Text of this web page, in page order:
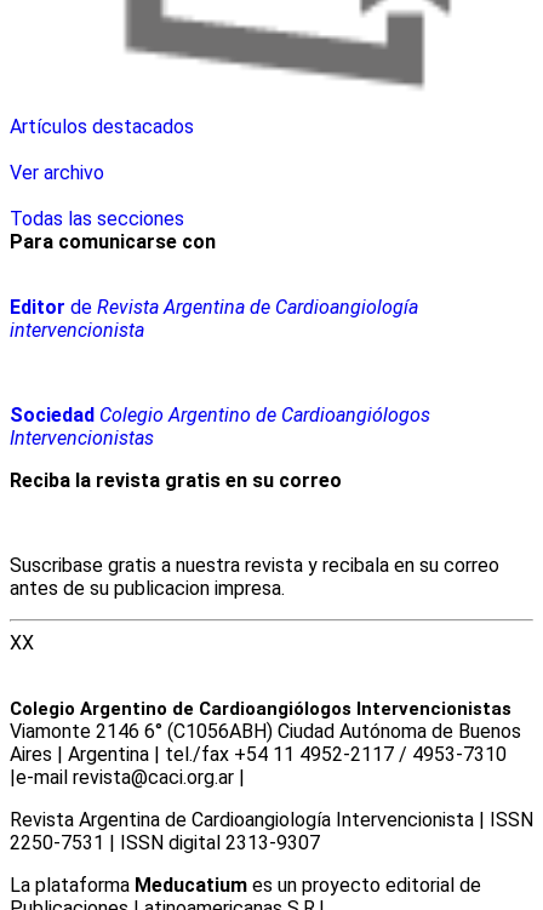
Artículos destacados
Ver archivo
Todas las secciones
Para comunicarse con
Editor de Revista Argentina de Cardioangiología
intervencionista
Sociedad Colegio Argentino de Cardioangiólogos
Intervencionistas
Reciba la revista gratis en su correo
Suscribase gratis a nuestra revista y recibala en su correo
antes de su publicacion impresa.
XX
Colegio Argentino de Cardioangiólogos Intervencionistas
Viamonte 2146 6° (C1056ABH) Ciudad Autónoma de Buenos
Aires | Argentina | tel./fax +54 11 4952-2117 / 4953-7310
|e-mail revista@caci.org.ar |
Revista Argentina de Cardioangiologí­a Intervencionista | ISSN
2250-7531 | ISSN digital 2313-9307
La plataforma Meducatium es un proyecto editorial de